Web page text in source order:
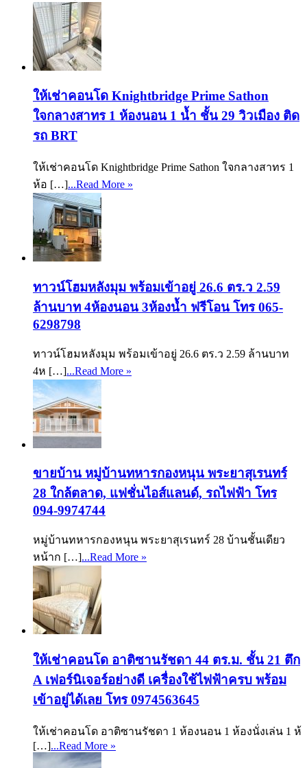
ให้เช่าคอนโด Knightbridge Prime Sathon
ใจกลางสาทร 1 ห้องนอน 1 น้ำ ชั้น 29 วิวเมือง ติด
รถ BRT
ให้เช่าคอนโด Knightbridge Prime Sathon ใจกลางสาทร 1
ห้อ […]...Read More »
ทาวน์โฮมหลังมุม พร้อมเข้าอยู่ 26.6 ตร.ว 2.59
ล้านบาท 4ห้องนอน 3ห้องน้ำ ฟรีโอน โทร 065-
6298798
ทาวน์โฮมหลังมุม พร้อมเข้าอยู่ 26.6 ตร.ว 2.59 ล้านบาท
4ห […]...Read More »
ขายบ้าน หมู่บ้านทหารกองหนุน พระยาสุเรนทร์
28 ใกล้ตลาด, แฟชั่นไอส์แลนด์, รถไฟฟ้า โทร
094-9974744
หมู่บ้านทหารกองหนุน พระยาสุเรนทร์ 28 บ้านชั้นเดียว
หน้าก […]...Read More »
ให้เช่าคอนโด อาติซานรัชดา 44 ตร.ม. ชั้น 21 ตึก
A เฟอร์นิเจอร์อย่างดี เครื่องใช้ไฟฟ้าครบ พร้อม
เข้าอยู่ได้เลย โทร 0974563645
ให้เช่าคอนโด อาติซานรัชดา 1 ห้องนอน 1 ห้องนั่งเล่น 1 ห้
[…]...Read More »